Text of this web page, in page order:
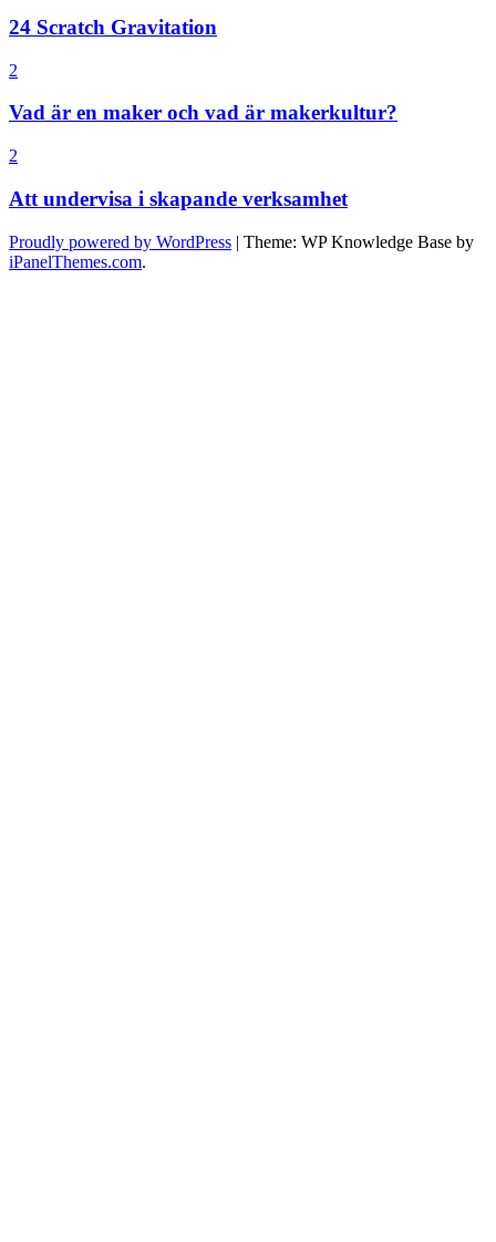
24 Scratch Gravitation
2
Vad är en maker och vad är makerkultur?
2
Att undervisa i skapande verksamhet
Proudly powered by WordPress | Theme: WP Knowledge Base by
iPanelThemes.com.